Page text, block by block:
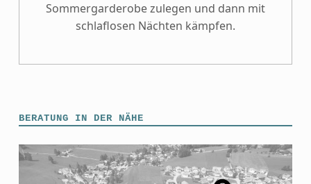
Sommergarderobe zulegen und dann mit
schlaflosen Nächten kämpfen.
BERATUNG IN DER NÄHE